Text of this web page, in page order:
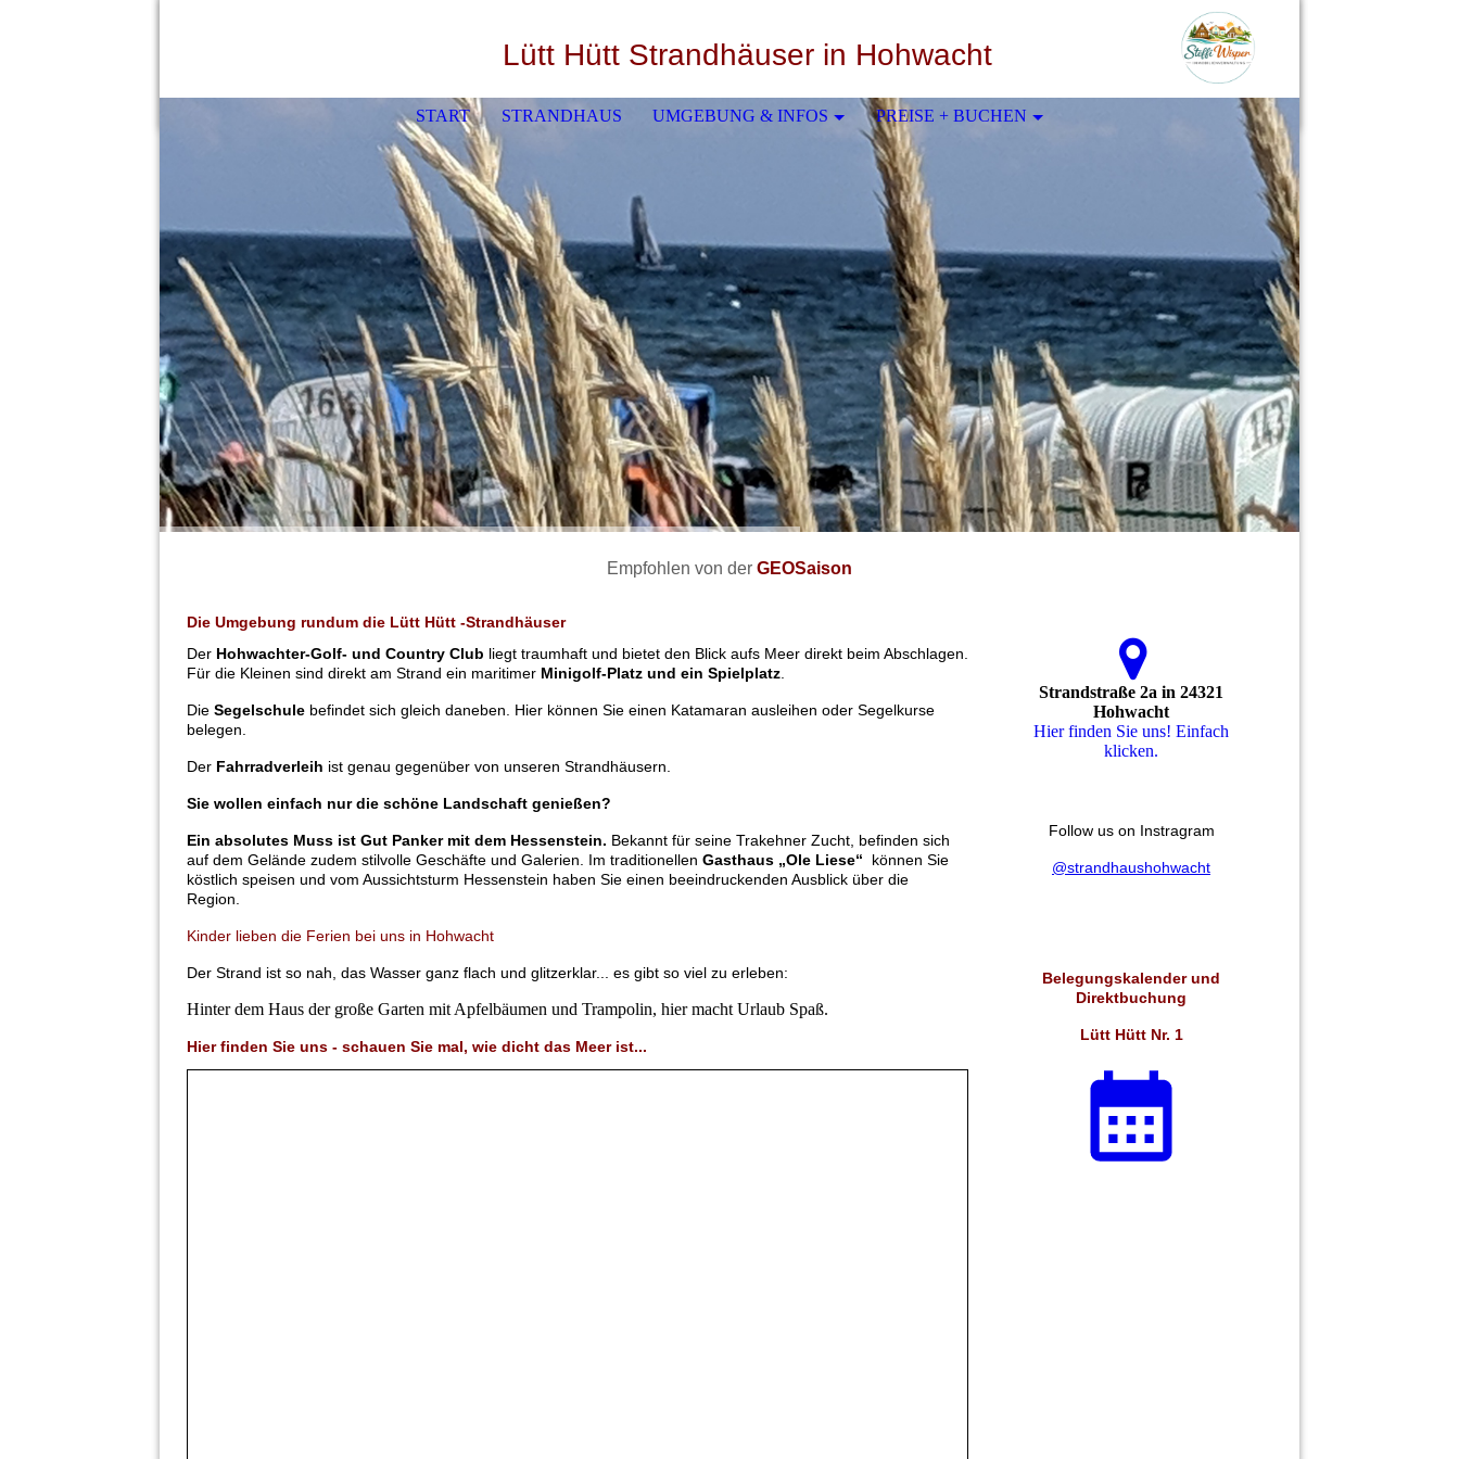
Lütt Hütt Strandhäuser in Hohwacht
START STRANDHAUS UMGEBUNG & INFOS PREISE + BUCHEN
Empfohlen von der GEOSaison
Die Umgebung rundum die Lütt Hütt -Strandhäuser
Der Hohwachter-Golf- und Country Club liegt traumhaft und bietet den Blick aufs Meer direkt beim Abschlagen.
Für die Kleinen sind direkt am Strand ein maritimer Minigolf-Platz und ein Spielplatz.
Die Segelschule befindet sich gleich daneben. Hier können Sie einen Katamaran ausleihen oder Segelkurse
belegen.
Der Fahrradverleih ist genau gegenüber von unseren Strandhäusern.
Sie wollen einfach nur die schöne Landschaft genießen?
Ein absolutes Muss ist Gut Panker mit dem Hessenstein. Bekannt für seine Trakehner Zucht, befinden sich
auf dem Gelände zudem stilvolle Geschäfte und Galerien. Im traditionellen Gasthaus „Ole Liese“
können Sie
köstlich speisen und vom Aussichtsturm Hessenstein haben Sie einen beeindruckenden Ausblick über die
Region.
Kinder lieben die Ferien bei uns in Hohwacht
Der Strand ist so nah, das Wasser ganz flach und glitzerklar... es gibt so viel zu erleben:
Hinter dem Haus der große Garten mit Apfelbäumen und Trampolin, hier macht Urlaub Spaß.
Hier finden Sie uns - schauen Sie mal, wie dicht das Meer ist...
Strandstraße 2a in 24321
Hohwacht
Hier finden Sie uns! Einfach
klicken.
Follow us on Instragram
@strandhaushohwacht
Belegungskalender und
Direktbuchung
Lütt Hütt Nr. 1